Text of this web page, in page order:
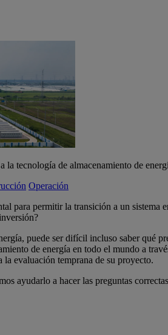
tecnología de almacenamiento de
Operación
para permitir la transición a un
puede ser difícil incluso saber
de energía en todo el mundo a
la evaluación temprana de su proyecto.
ayudarlo a hacer las preguntas